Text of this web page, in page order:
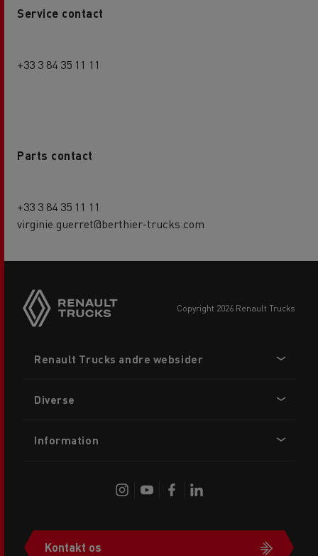
Service contact
+33 3 84 35 11 11
Parts contact
+33 3 84 35 11 11
virginie.guerret@berthier-trucks.com
copyright 2026 Renault Trucks
menu
Renault Trucks andre websider
Diverse
Information
Kontakt os